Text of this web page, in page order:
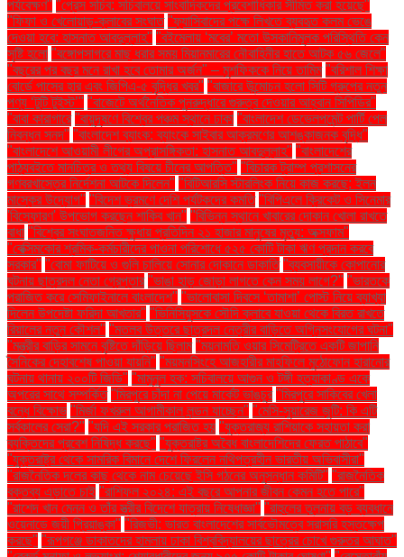
পর্যবেক্ষণ" "প্রেস সচিব: সচিবালয়ে সাংবাদিকদের প্রবেশাধিকার সীমিত করা হয়েছে"
"ফিফা ও খেলোয়াড়-ক্লাবের সংঘাত "ফ্যাসিবাদের পক্ষে লিখতে ব্যবহৃত কলম ভেঙে
দেওয়া হবে: হাসনাত আবদুল্লাহ" "বইমেলায় ‘মবের’ মতো উসকানিমূলক পরিস্থিতি কেন
সৃষ্টি হলো "বঙ্গোপসাগরে মাছ ধরার সময় মিয়ানমারের নৌবাহিনীর হাতে আটক ৫৬ জেলে"
"বছরের পর বছর মনে রাখা হবে তোমার অর্জন" – মুশফিককে নিয়ে তামিম "বরিশাল শিক্ষা
বোর্ডে পাসের হার এবং জিপিএ-৫ বৃদ্ধির খবর" "বাজারে উন্মোচন হলো সিটি গ্রুপের নতুন
পণ্য ‘টুটি টুইস্ট’" "বাজেটে অর্থনৈতিক পুনরুদ্ধারে গুরুত্ব দেওয়ার আহ্বান সিপিডির"
"বাবা কারাগারে "বায়ুদূষণে বিশ্বের পঞ্চম স্থানে ঢাকা "বাংলাদেশ ডেভেলপমেন্ট পার্টি পেল
নিবন্ধন সনদ" "বাংলাদেশ ব্যাংক: ব্যাংকে সাইবার আক্রমণের আশঙ্কাজনক বৃদ্ধি"
"বাংলাদেশে আওয়ামী লীগের অপ্রাসঙ্গিকতা: হাসনাত আবদুল্লাহ" "বাংলাদেশের
পাঠ্যবইতে মানচিত্র ও তথ্য বিষয়ে চীনের আপত্তি" "বিচারক ট্রাম্প প্রশাসনের
গণবরখাস্তের নির্দেশনা আটকে দিলেন" "বিটিআরসি স্টারলিংক নিয়ে কাজ করছে: ইলন
মাস্কের উদ্যোগ" "বিদেশ ভ্রমণে দেশি পর্যটকদের কমতি "বিপিএলে ক্রিকেট ও সিনেমার
'বিস্ফোরণ' উপভোগ করছেন শাকিব খান" "বিভিন্ন স্থানে খাবারের দোকান খোলা রাখতে
বাধা "বিশ্বের সংঘাতজনিত ক্ষুধায় প্রতিদিন ২১ হাজার মানুষের মৃত্যু: অক্সফাম"
"বেক্সিমকোর শ্রমিক-কর্মচারীদের পাওনা পরিশোধে ৫২৫ কোটি টাকা ঋণ প্রদান করবে
সরকার" "বোমা ফাটিয়ে ও গুলি চালিয়ে সোনার দোকানে ডাকাতি "ব্যবসায়ীকে কোপানোর
ঘটনায় ছাত্রদল নেতা গ্রেপ্তার "ভাঙা হাড় জোড়া লাগতে কেন সময় লাগে?" "ভারতকে
পরাজিত করে সেমিফাইনালে বাংলাদেশ" "ভালোবাসা দিবসে ‘তামাশা’ পোস্ট নিয়ে ব্যাখ্যা
দিলেন উপদেষ্টা ফরিদা আখতার" "ভিনিসিয়ুসকে সৌদি ক্লাবে যাওয়া থেকে বিরত রাখতে
রিয়ালের নতুন কৌশল" "মতলব উত্তরে ছাত্রদল নেত্রীর বাড়িতে অগ্নিসংযোগের ঘটনা"
"মন্ত্রীর বাড়ির সামনে বৃষ্টিতে দাঁড়িয়ে ছিলাম "ময়নামতি ওয়ার সিমেট্রিতে একটি জাপানি
সৈনিকের দেহাবশেষ পাওয়া যায়নি" "ময়মনসিংহে আজহারীর মাহফিলে মুঠোফোন হারানোর
ঘটনায় থানায় ২০০টি জিডি" "মামুনুল হক: সচিবালয়ে আগুন ও টঙ্গী হত্যাকাণ্ড একে
অপরের সাথে সম্পর্কিত "মিরপুরে চাঁদা না পেয়ে মার্কেট ভাঙচুর "মিরপুরে সাকিবের খেলা
বন্ধে বিক্ষোভ "মির্জা ফখরুল আগামীকাল লন্ডন যাচ্ছেন" "মেসি-সুয়ারেজ জুটি: কি এটি
সর্বকালের সেরা?" "যদি এই সরকার পরাজিত হয় "যুক্তরাজ্য রাশিয়াকে সহায়তা করা
ব্যক্তিদের প্রবেশ নিষিদ্ধ করছে" "যুক্তরাষ্ট্র অবৈধ বাংলাদেশিদের ফেরত পাঠাবে"
"যুক্তরাষ্ট্র থেকে সামরিক বিমানে দেশে ফিরলেন নথিপত্রহীন ভারতীয় অভিবাসীরা"
"রাজনৈতিক দলের কাছ থেকে নাম চেয়েছে ইসি গঠনের অনুসন্ধান কমিটি" "রাজনৈতিক
বক্তব্য এড়াতে চাই "রাশিফল ২০২৪: এই বছরে আপনার জীবন কেমন হতে পারে"
"রাশেদ খান মেনন ও তাঁর স্ত্রীর বিদেশে যাত্রায় নিষেধাজ্ঞা" "রাহুলের তুলনায় বড় ব্যবধানে
ওয়েনাডে জয়ী প্রিয়াঙ্কা" "রিজভী: ভারত বাংলাদেশের সার্বভৌমত্বে সরাসরি হস্তক্ষেপ
করছে" "রূপগঞ্জে ডাকাতদের হামলায় ঢাকা বিশ্ববিদ্যালয়ের ছাত্রের চোখে গুরুতর আঘাত"